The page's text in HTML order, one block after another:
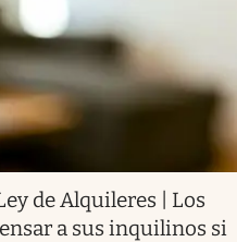
de Alquileres | Los
a sus inquilinos si